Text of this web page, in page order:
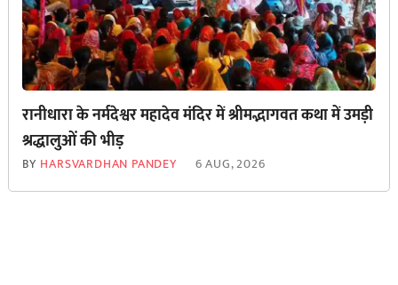
रानीधारा के नर्मदेश्वर महादेव मंदिर में श्रीमद्भागवत कथा में उमड़ी
श्रद्धालुओं की भीड़
BY HARSVARDHAN PANDEY 6 AUG, 2026